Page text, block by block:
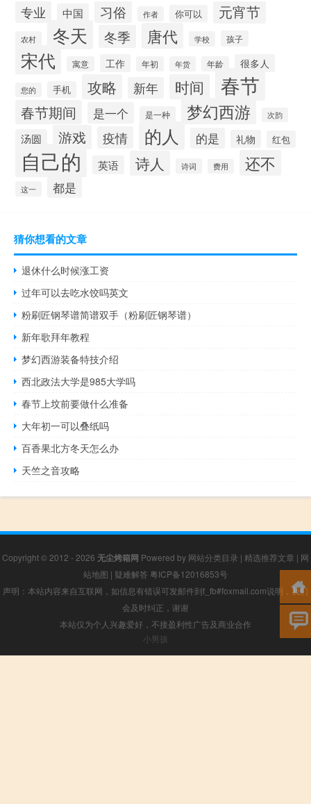
专业 中国 习俗 作者 你可以 元宵节
农村 冬天 冬季 唐代 学校 孩子
宋代 寓意 工作 年初 年货 年龄 很多人
您的 手机 攻略 新年 时间 春节
春节期间 是一个 是一种 梦幻西游 次韵
汤圆 游戏 疫情 的人 的是 礼物 红包
自己的 英语 诗人 诗词 费用 还不
这一 都是
猜你想看的文章
退休什么时候涨工资
过年可以去吃水饺吗英文
粉刷匠钢琴谱简谱双手（粉刷匠钢琴谱）
新年歌拜年教程
梦幻西游装备特技介绍
西北政法大学是985大学吗
春节上坟前要做什么准备
大年初一可以叠纸吗
百香果北方冬天怎么办
天竺之音攻略
Copyright © 2012 - 2026 无尘烤箱网 Powered by 网站分类目录 | 精选推荐文章 | 网
站地图 | 疑难解答 粤ICP备12016853号
声明：本站内容来自互联网，如信息有错误可发邮件到f_fb#foxmail.com说明，我们
会及时纠正，谢谢
本站仅为个人兴趣爱好，不接盈利性广告及商业合作
小男孩